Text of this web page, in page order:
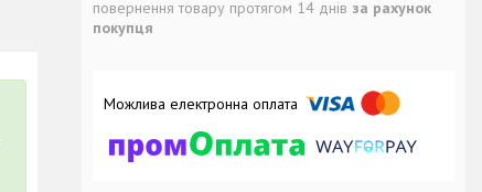
повернення товару протягом 14 днів за рахунок
покупця